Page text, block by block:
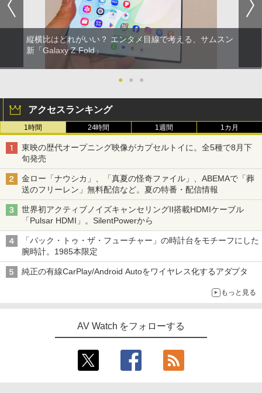
縦横比はどれがいい？ エンタメ目線で考える、サムスン
新「Galaxy Z Fold」
● ● ●
アクセスランキング
1時間 24時間 1週間 1カ月
東映の歴代オープニング映像がカプセルトイに。全5種で8月下
旬発売
金ロー「ナウシカ」、「真夏の怪奇ファイル」、ABEMAで「葬
送のフリーレン」無料配信など。夏の特番・配信情報
世界初アクティブノイズキャンセリングII搭載HDMIケーブル
「Pulsar HDMI」。SilentPowerから
「バック・トゥ・ザ・フューチャー」の時計台をモチーフにした
腕時計。1985本限定
純正の有線CarPlay/Android Autoをワイヤレス化するアダプタ
もっと見る
AV Watch をフォローする